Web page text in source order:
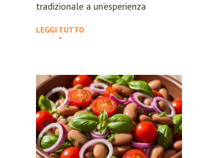
tradizionale a un’esperienza
LEGGI TUTTO